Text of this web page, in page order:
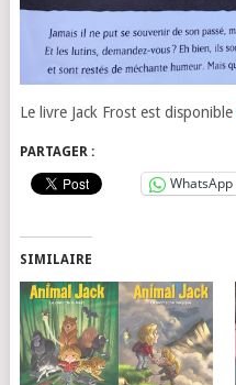
Le livre Jack Frost est disponible
PARTAGER :
WhatsApp
SIMILAIRE